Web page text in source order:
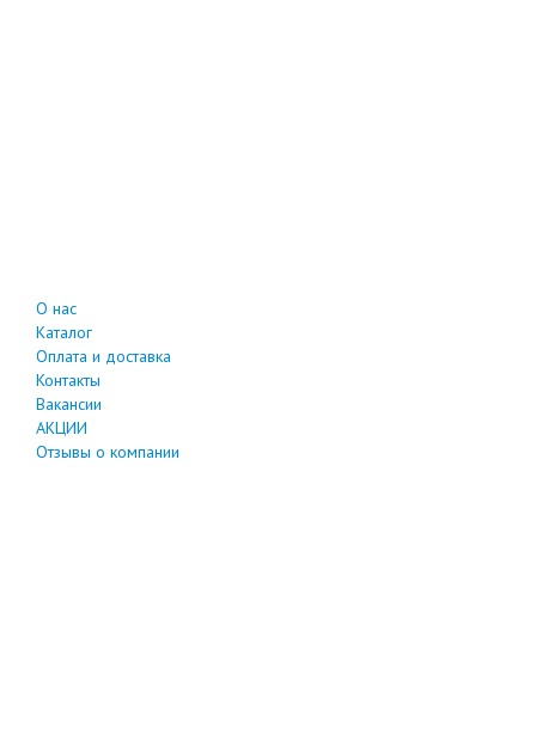
О нас
Каталог
Оплата и доставка
Контакты
Вакансии
АКЦИИ
Отзывы о компании